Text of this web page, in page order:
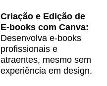
Criação e Edição de
E-books com Canva:
Desenvolva e-books
profissionais e
atraentes, mesmo sem
experiência em design.